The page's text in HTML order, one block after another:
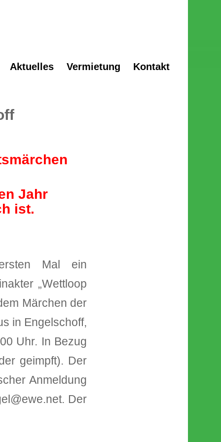
Aktuelles Vermietung Kontakt
Jahr
ist.
Mal ein
„Wettloop
Märchen der
in Engelschoff,
Uhr. In Bezug
geimpft). Der
Anmeldung
Der